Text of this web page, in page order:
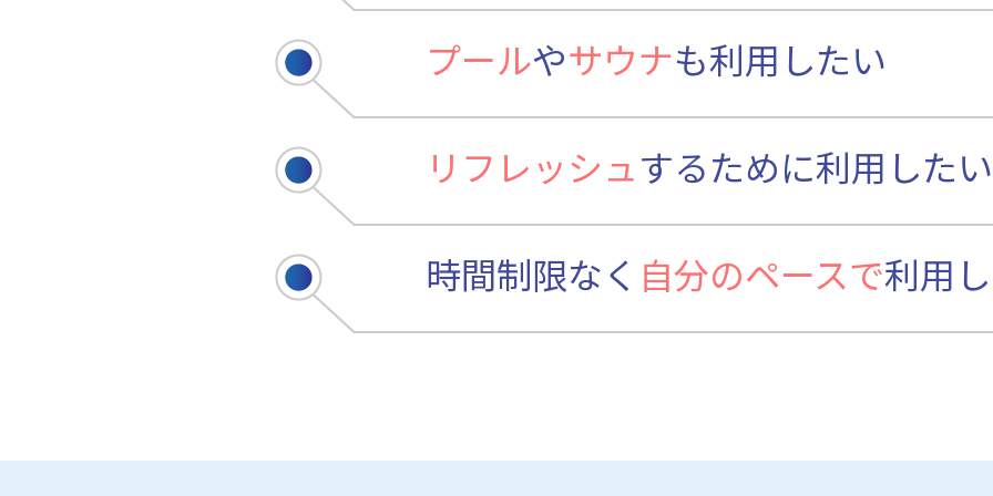
プールやサウナも利用したい
リフレッシュするために利用したい
時間制限なく 自分のペースで利用